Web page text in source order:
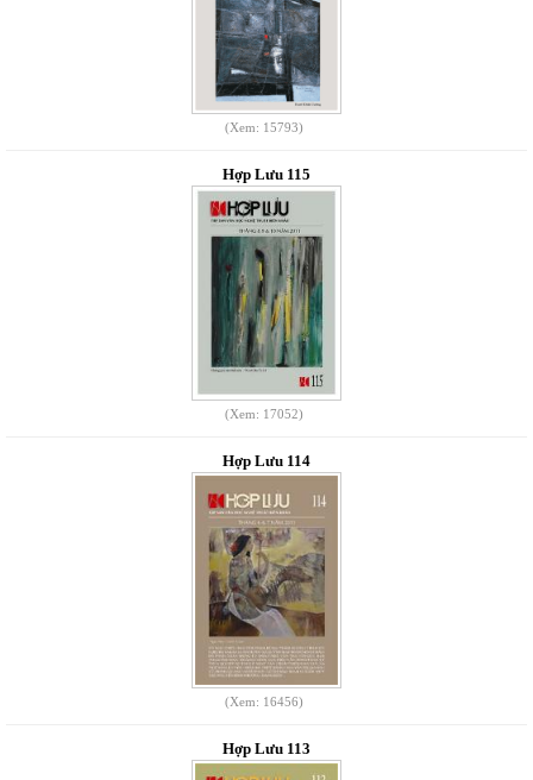
(Xem: 15793)
Hợp Lưu 115
(Xem: 17052)
Hợp Lưu 114
(Xem: 16456)
Hợp Lưu 113